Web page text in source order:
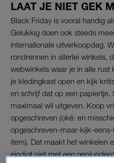
LAAT JE NIET GEK
Black Friday is vooral handig
Gelukkig doen ook steeds
internationale uitverkoopdag.
rondrennen in allerlei winkels,
webwinkels waar je in alle rust
je kledingkast open en kijk
en schrijf dat op een papiertje.
maximaal wil uitgeven. Koop
opgeschreven (oké: en
opgeschreven-maar-kijk-
item). Dat maakt het winkelen
eindigt niet met een